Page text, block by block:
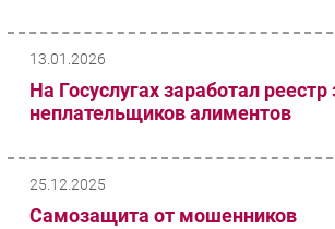
13.01.2026
На Госуслугах заработал
неплательщиков алиментов
25.12.2025
Самозащита от мошенников